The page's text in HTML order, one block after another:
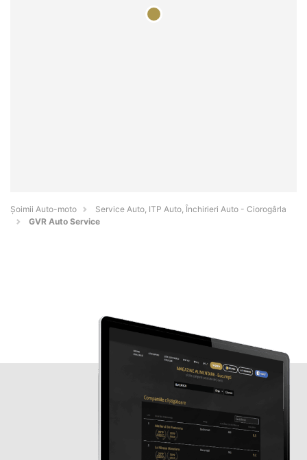
Șoimii Auto-moto
Service Auto, ITP Auto, Închirieri Auto - Ciorogârla
GVR Auto Service